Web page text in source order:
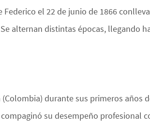
Federico el 22 de junio de 1866
alternan distintas épocas, llegando
durante sus primeros años
su desempeño profesional